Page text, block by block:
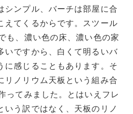
シンプル、バーチは部屋に合
えてくるからです。スツール
も、濃い色の床、濃い色の家
いですから、白くて明るいバ
に感じることもあります。そ
リノリウム天板という組み合
ってみました。とはいえフレ
いう訳ではなく、天板のリノ